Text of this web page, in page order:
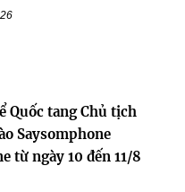
Quốc tang Chủ tịch
Saysomphone
từ ngày 10 đến 11/8